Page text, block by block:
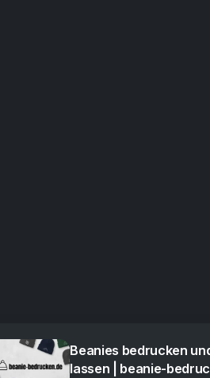
Beanies bedrucken
lassen | beanie-